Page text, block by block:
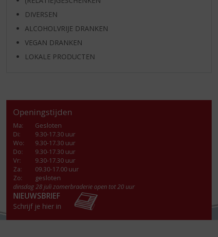
DIVERSEN
ALCOHOLVRIJE DRANKEN
VEGAN DRANKEN
LOKALE PRODUCTEN
Openingstijden
Ma:
Gesloten
Di:
9.30-17.30 uur
Wo:
9.30-17.30 uur
Do:
9.30-17.30 uur
Vr:
9.30-17.30 uur
Za:
09.30-17.00 uur
Zo:
gesloten
dinsdag 28 juli zomerbraderie open tot 20 uur
NIEUWSBRIEF
Schrijf je hier in